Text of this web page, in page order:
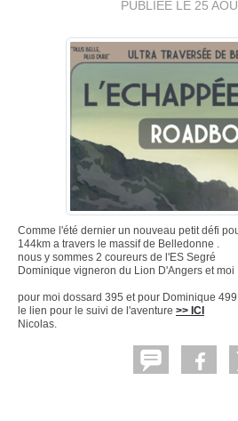
PUBLIÉE LE 25
Comme l'été dernier un nouveau petit défi
144km a travers le massif de Belledonne .
nous y sommes 2 coureurs de l'ES Segré
Dominique vigneron du Lion D'Angers et moi
pour moi dossard 395 et pour Dominique 499
le lien pour le suivi de l'aventure >> ICI
Nicolas.